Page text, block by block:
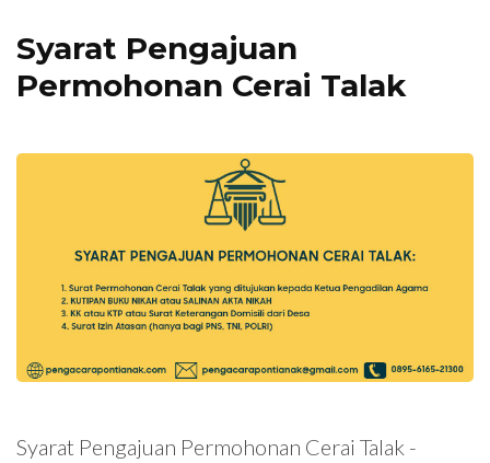
Syarat Pengajuan
Permohonan Cerai Talak
Syarat Pengajuan Permohonan Cerai Talak -